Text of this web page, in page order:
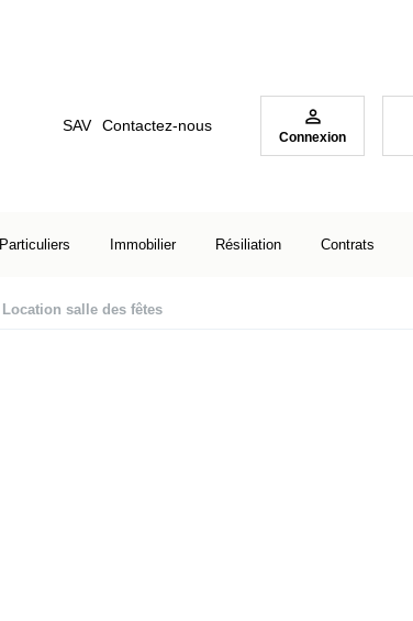
SAV Contactez-nous 
Connexion
Particuliers Immobilier Résiliation Contrats
Location salle des fêtes